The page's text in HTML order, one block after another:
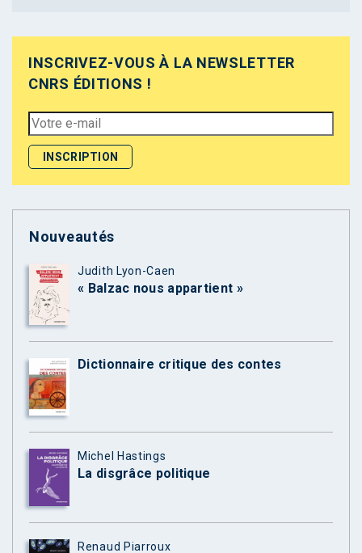
INSCRIVEZ-VOUS À LA NEWSLETTER
CNRS ÉDITIONS !
Nouveautés
Judith Lyon-Caen
« Balzac nous appartient »
Dictionnaire critique des contes
Michel Hastings
La disgrâce politique
Renaud Piarroux